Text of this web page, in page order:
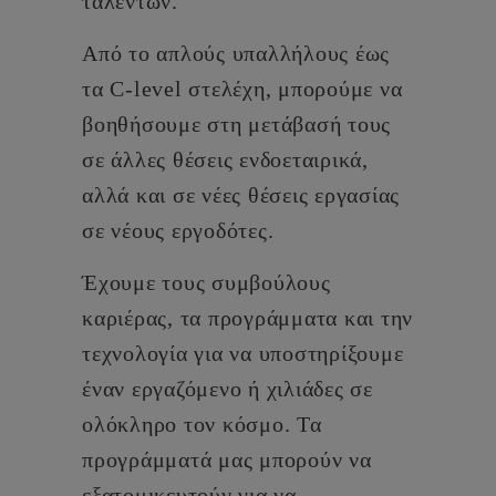
Από το απλούς υπαλλήλους έως
τα C-level στελέχη, μπορούμε να
βοηθήσουμε στη μετάβασή τους
σε άλλες θέσεις ενδοεταιρικά,
αλλά και σε νέες θέσεις εργασίας
σε νέους εργοδότες.
Έχουμε τους συμβούλους
καριέρας, τα προγράμματα και την
τεχνολογία για να υποστηρίξουμε
έναν εργαζόμενο ή χιλιάδες σε
ολόκληρο τον κόσμο. Τα
προγράμματά μας μπορούν να